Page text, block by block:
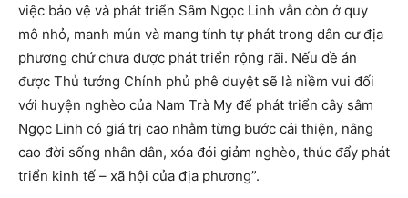
việc bảo vệ và phát triển Sâm Ngọc Linh vẫn còn ở quy
mô nhỏ, manh mún và mang tính tự phát trong dân cư địa
phương chứ chưa được phát triển rộng rãi. Nếu đề án
được Thủ tướng Chính phủ phê duyệt sẽ là niềm vui đối
với huyện nghèo của Nam Trà My để phát triển cây sâm
Ngọc Linh có giá trị cao nhằm từng bước cải thiện, nâng
cao đời sống nhân dân, xóa đói giảm nghèo, thúc đẩy phát
triển kinh tế – xã hội của địa phương”.